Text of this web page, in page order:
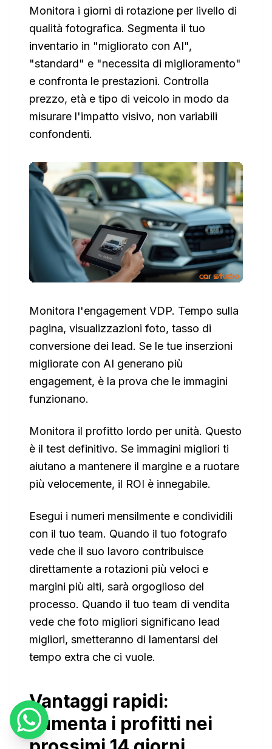
Monitora i giorni di rotazione per livello di
qualità fotografica. Segmenta il tuo
inventario in "migliorato con AI",
"standard" e "necessita di miglioramento"
e confronta le prestazioni. Controlla
prezzo, età e tipo di veicolo in modo da
misurare l'impatto visivo, non variabili
confondenti.
Monitora l'engagement VDP. Tempo sulla
pagina, visualizzazioni foto, tasso di
conversione dei lead. Se le tue inserzioni
migliorate con AI generano più
engagement, è la prova che le immagini
funzionano.
Monitora il profitto lordo per unità. Questo
è il test definitivo. Se immagini migliori ti
aiutano a mantenere il margine e a ruotare
più velocemente, il ROI è innegabile.
Esegui i numeri mensilmente e condividili
con il tuo team. Quando il tuo fotografo
vede che il suo lavoro contribuisce
direttamente a rotazioni più veloci e
margini più alti, sarà orgoglioso del
processo. Quando il tuo team di vendita
vede che foto migliori significano lead
migliori, smetteranno di lamentarsi del
tempo extra che ci vuole.
Vantaggi rapidi:
aumenta i profitti nei